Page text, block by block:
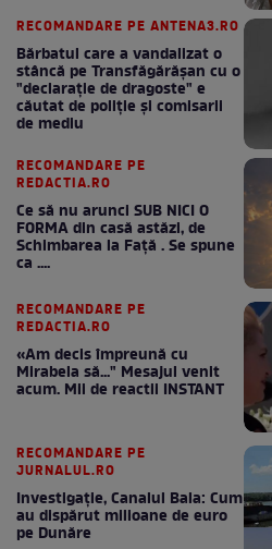
RECOMANDARE PE ANTENA3.RO
Bărbatul care a vandalizat o
stâncă pe Transfăgărășan cu o
"declaraţie de dragoste" e
căutat de poliție și comisarii
de mediu
RECOMANDARE PE
REDACTIA.RO
Ce să nu arunci SUB NICI O
FORMA din casă astăzi, de
Schimbarea la Față . Se spune
ca ....
RECOMANDARE PE
REDACTIA.RO
«Am decis împreună cu
Mirabela să..." Mesajul venit
acum. Mii de reactii INSTANT
RECOMANDARE PE
JURNALUL.RO
Investigație, Canalul Bala: Cum
au dispărut milioane de euro
pe Dunăre